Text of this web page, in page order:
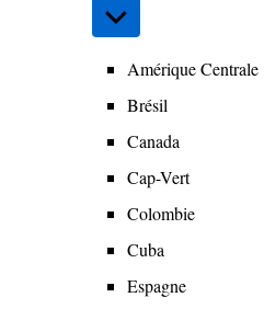
Afficher
le
sous-Amérique Centrale
Brésil
Canada
Cap-Vert
Colombie
Cuba
Espagne